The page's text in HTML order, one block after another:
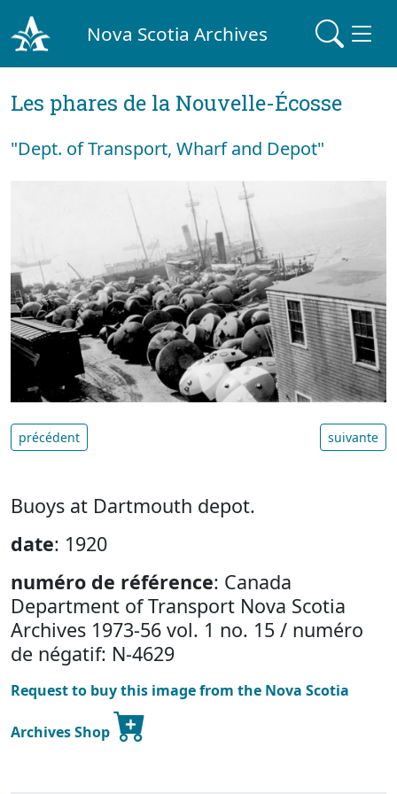
Nova Scotia Archives
Les phares de la Nouvelle-Écosse
"Dept. of Transport, Wharf and Depot"
précédent suivante
Buoys at Dartmouth depot.
date: 1920
numéro de référence: Canada
Department of Transport Nova Scotia
Archives 1973-56 vol. 1 no. 15 / numéro
de négatif: N-4629
Request to buy this image from the Nova Scotia
Archives Shop